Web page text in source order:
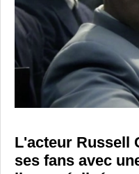
L'acteur Russell
ses fans avec